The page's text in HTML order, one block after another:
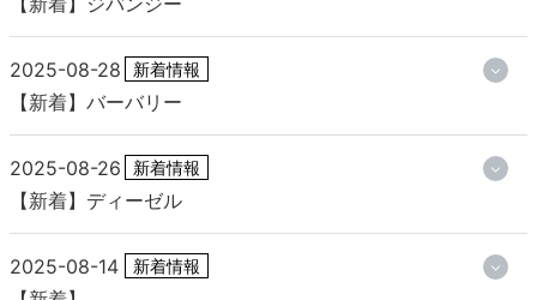
2025-08-28 新着情報
【新着】バーバリー
2025-08-26 新着情報
【新着】ディーゼル
2025-08-14 新着情報